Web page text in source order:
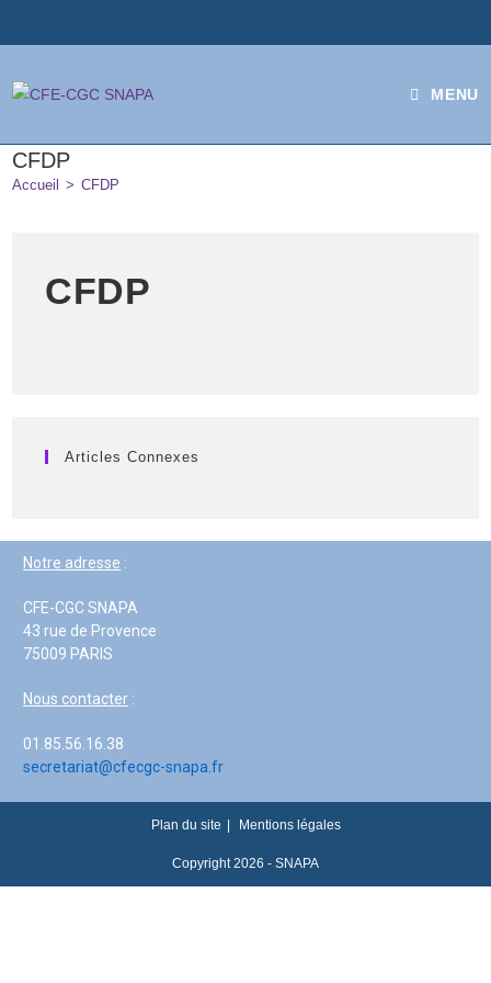
MENU
CFDP
Accueil > CFDP
CFDP
Articles Connexes
Notre adresse :
CFE-CGC SNAPA
43 rue de Provence
75009 PARIS
Nous contacter :
01.85.56.16.38
secretariat@cfecgc-snapa.fr
Plan du site Mentions légales
Copyright 2026 - SNAPA